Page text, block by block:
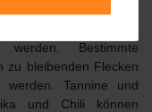
Bestimmte
zu bleibenden Flecken
Tannine und
und Chili können